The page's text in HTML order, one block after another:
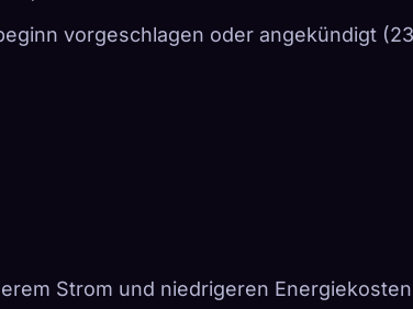
vorgeschlagen oder angekündigt
Strom und niedrigeren